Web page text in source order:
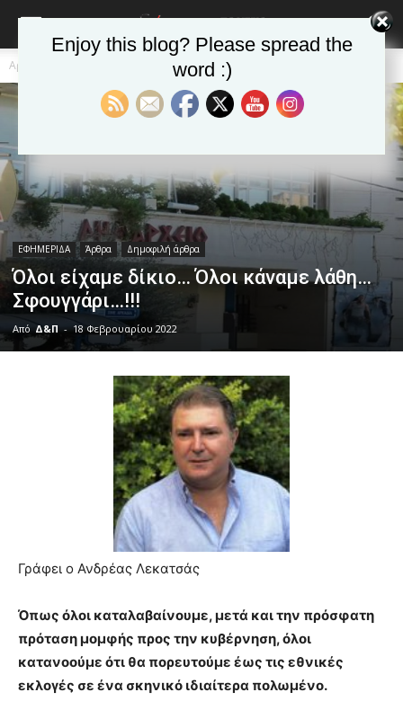
Αρχική Άρθρα
ΕΦΗΜΕΡΙΔΑ Άρθρα Δημοφιλή άρθρα
Όλοι είχαμε δίκιο… Όλοι κάναμε λάθη…
Σφουγγάρι…!!!
Από Δ&Π - 18 Φεβρουαρίου 2022
pain.
pornhun
porn
Γράφει ο Ανδρέας Λεκατσάς
Όπως όλοι καταλαβαίνουμε, μετά και την πρόσφατη
πρόταση μομφής προς την κυβέρνηση, όλοι
κατανοούμε ότι θα πορευτούμε έως τις εθνικές
εκλογές σε ένα σκηνικό ιδιαίτερα πολωμένο.
Enjoy this blog? Please spread the
word :)